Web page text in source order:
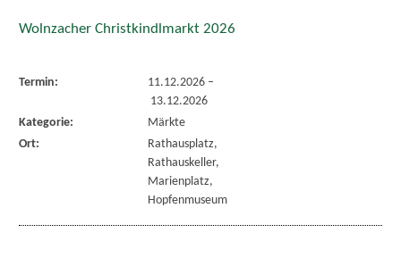
Wolnzacher Christkindlmarkt 2026
Termin: 11.12.2026–
13.12.2026
Kategorie:
Märkte
Ort:
Rathausplatz,
Rathauskeller,
Marienplatz,
Hopfenmuseum